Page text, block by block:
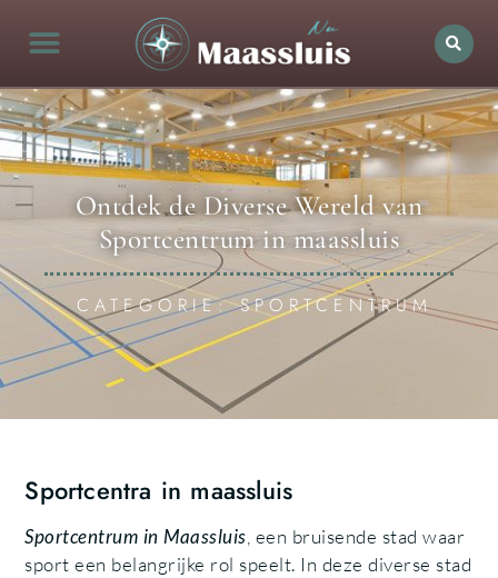
Ontdek de Diverse Wereld van
Sportcentrum in maassluis
CATEGORIE: SPORTCENTRUM
Sportcentra in maassluis
Sportcentrum in Maassluis , een bruisende stad waar
sport een belangrijke rol speelt. In deze diverse stad